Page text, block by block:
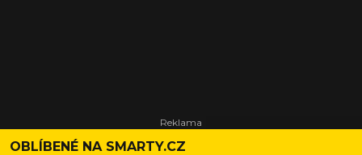
OBLÍBENÉ NA SMARTY.CZ